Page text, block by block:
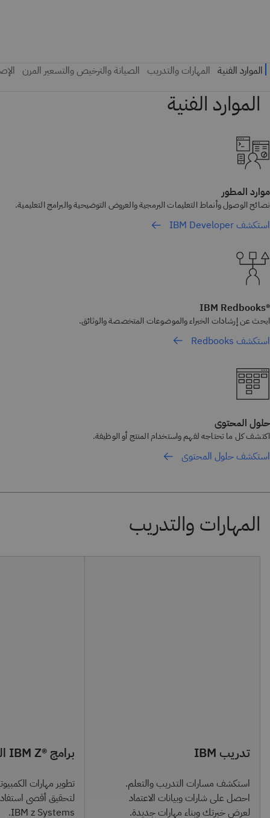
موارد المطور
نصائح الوصول وأنماط التعليمات البرمجية والعروض التوضيحية والبرامج التعليمية.
استكشف IBM Developer
®IBM Redbooks
ابحث عن إرشادات الخبراء والموضوعات المتخصصة والوثائق.
استكشف Redbooks
حلول المحتوى
اكتشف كل ما تحتاجه لفهم واستخدام المنتج أو الوظيفة.
استكشف حلول المحتوى
تدريب IBM
استكشف مسارات التدريب والتعلم.
احصل على شارات وبيانات الاعتماد
لعرض خبرتك وبناء مهارات جديدة.
برامج ®IBM Z التعليمية
تطوير مهارات
لتحقيق أقصى
IBM z Systems.